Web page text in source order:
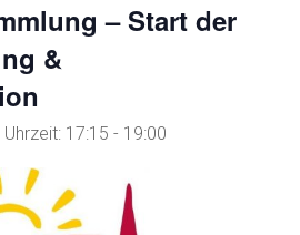
– Start der
&
17:15 - 19:00